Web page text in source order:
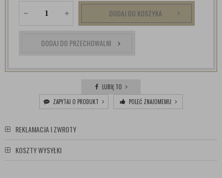
DODAJ DO KOSZYKA
DODAJ DO PRZECHOWALNI
LUBIĘ TO
ZAPYTAJ O PRODUKT
POLEĆ ZNAJOMEMU
REKLAMACJA I ZWROTY
KOSZTY WYSYŁKI